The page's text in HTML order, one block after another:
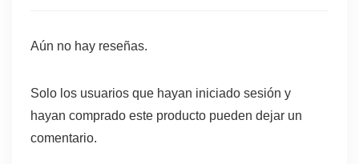
Aún no hay reseñas.
Solo los usuarios que hayan iniciado sesión y
hayan comprado este producto pueden dejar un
comentario.